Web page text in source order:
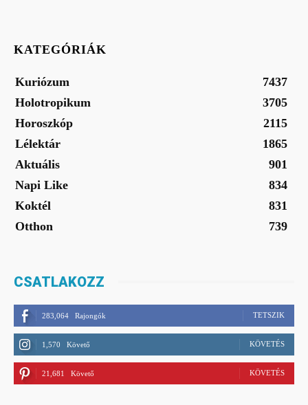
KATEGÓRIÁK
Kuriózum
7437
Holotropikum
3705
Horoszkóp
2115
Lélektár
1865
Aktuális
901
Napi Like
834
Koktél
831
Otthon
739
CSATLAKOZZ
283,064 Rajongók TETSZIK
1,570 Követő KÖVETÉS
21,681 Követő KÖVETÉS